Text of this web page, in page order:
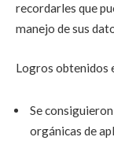
recordarles que
manejo de sus
Logros obtenidos
Se
orgánicas de